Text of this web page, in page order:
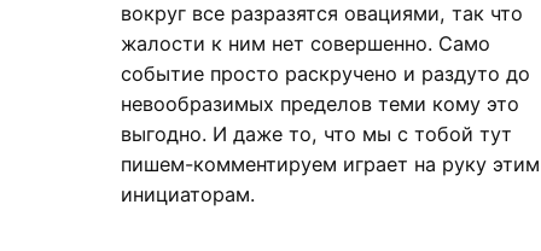
вокруг все разразятся овациями, так что
жалости к ним нет совершенно. Само
событие просто раскручено и раздуто до
невообразимых пределов теми кому это
выгодно. И даже то, что мы с тобой тут
пишем-комментируем играет на руку этим
инициаторам.